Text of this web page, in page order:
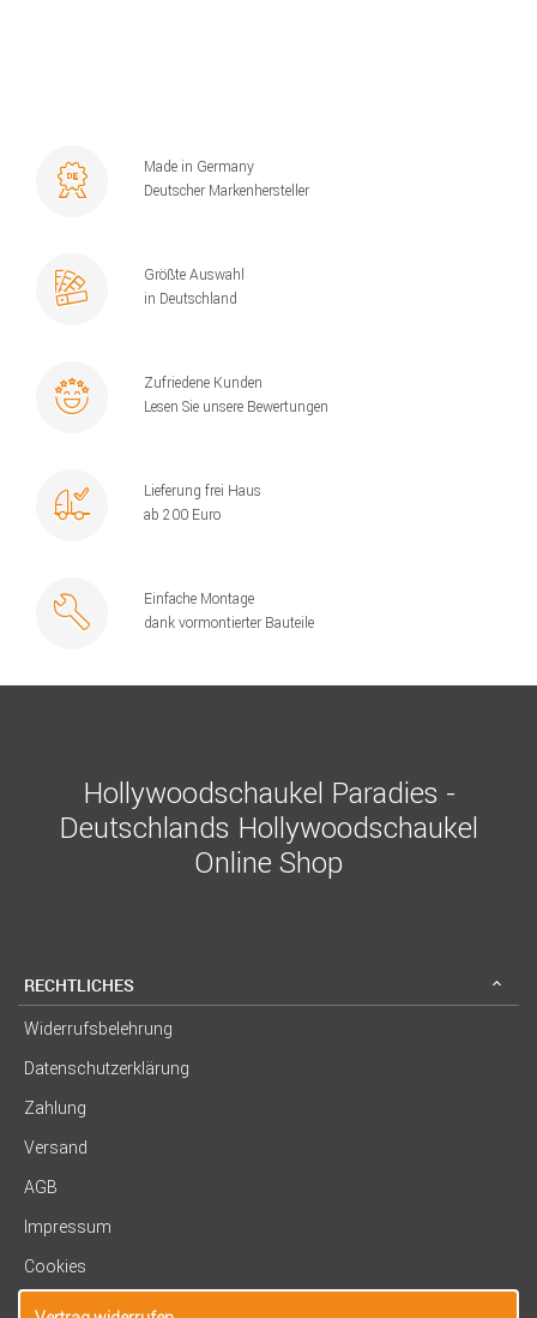
Made in Germany
Deutscher Markenhersteller
Größte Auswahl
in Deutschland
Zufriedene Kunden
Lesen Sie unsere Bewertungen
Lieferung frei Haus
ab 200 Euro
Einfache Montage
dank vormontierter Bauteile
Hollywoodschaukel Paradies -
Deutschlands Hollywoodschaukel
Online Shop
RECHTLICHES
Widerrufsbelehrung
Datenschutzerklärung
Zahlung
Versand
AGB
Impressum
Cookies